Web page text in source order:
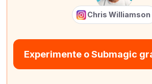
Chris Williamson
Experimente o Submagic